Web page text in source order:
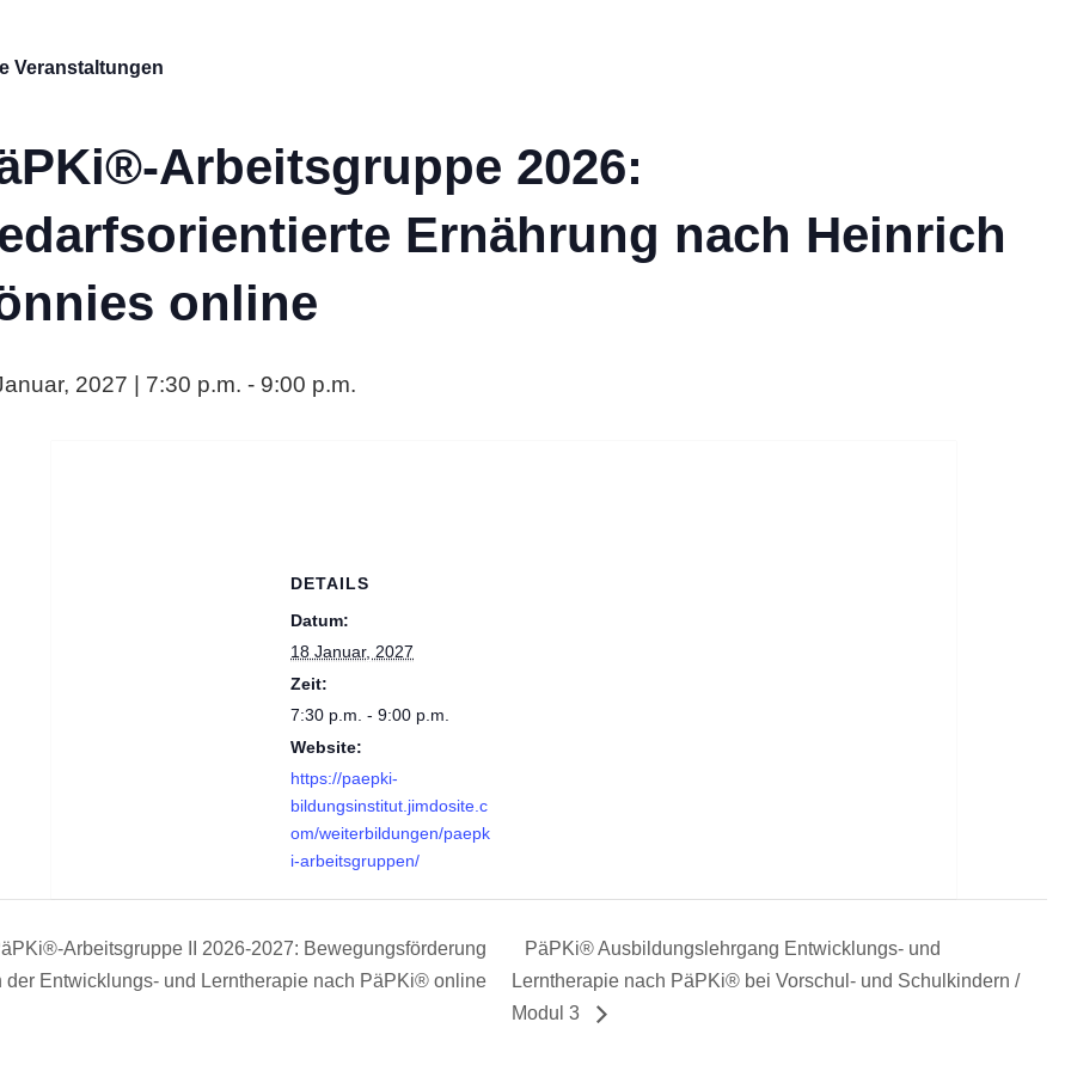
Veranstaltungen
Arbeitsgruppe 2026:
Ernährung nach Heinrich
online
2027 | 7:30 p.m. - 9:00 p.m.
DETAILS
Datum:
18 Januar, 2027
Zeit:
7:30 p.m. - 9:00 p.m.
Website:
https://paepki-
bildungsinstitut.jimdosite.c
om/weiterbildungen/paepk
i-arbeitsgruppen/
Arbeitsgruppe II 2026-2027: Bewegungsförderung
der Entwicklungs- und Lerntherapie nach PäPKi® online
PäPKi® Ausbildungslehrgang Entwicklungs- und
Lerntherapie nach PäPKi® bei Vorschul- und Schulkindern /
Modul 3